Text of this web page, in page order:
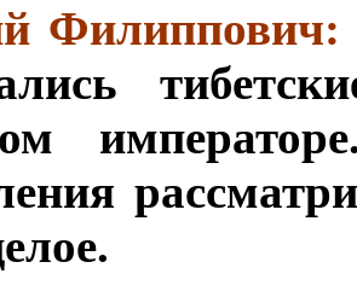
Филиппович: